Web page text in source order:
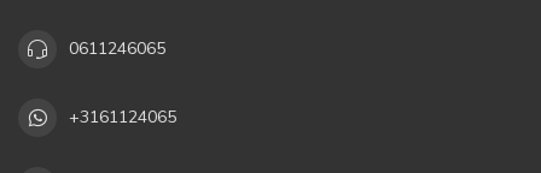
0611246065
+3161124065